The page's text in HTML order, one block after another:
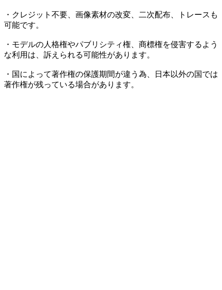
・クレジット不要、画像素材の改変、二次配布、トレースも
可能です。
・モデルの人格権やパブリシティ権、商標権を侵害するよう
な利用は、訴えられる可能性があります。
・国によって著作権の保護期間が違う為、日本以外の国では
著作権が残っている場合があります。